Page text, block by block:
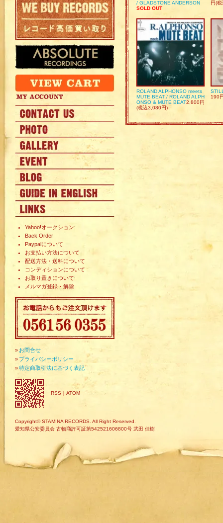
Yahoo!オークション
Back Order
Paypalについて
お支払い方法について
配送方法・送料について
コンディションについて
お取り置きについて
メルマガ登録・解除
» お問合せ
» プライバシーポリシー
»特定商取引法に基づく表記
RSS ｜ ATOM
/ GLADSTONE ANDERSON
SOLD OUT
円(
ROLAND ALPHONSO meets
MUTE BEAT / ROLAND ALPH
ONSO & MUTE BEAT2,800円
(税込3,080円)
190
Copyright© STAMINA RECORDS. All Right Reserved.
愛知県公安委員会 古物商許可証第542521606800号 武田 佳樹